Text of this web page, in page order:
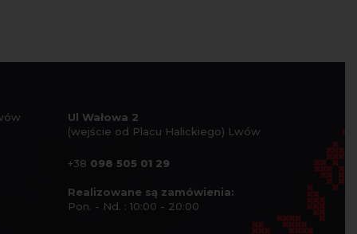
Ul Wałowa 2
(wejście od Placu Halickiego) Lwów
+38 098 505 01 29
Realizowane są zamówienia:
Pon. - Nd. : 10:00 - 20:00